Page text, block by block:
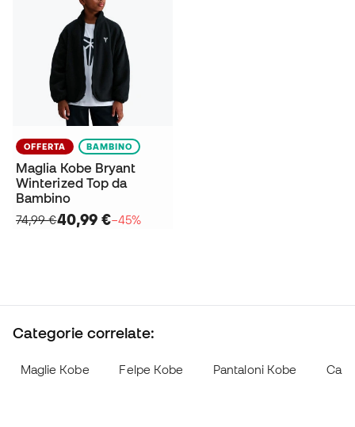
OFFERTA BAMBINO
Maglia Kobe Bryant
Winterized Top da
Bambino
74,99 €40,99 €−45%
Categorie correlate:
Maglie Kobe Felpe Kobe Pantaloni Kobe